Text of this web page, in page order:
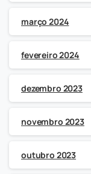
março 2024
fevereiro 2024
dezembro 2023
novembro 2023
outubro 2023